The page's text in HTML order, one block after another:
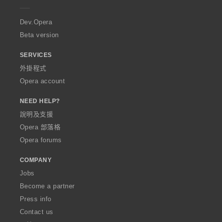
a
Dev.Opera
Beta version
SERVICES
外掛程式
Opera account
NEED HELP?
說明及支援
Opera 部落格
Opera forums
COMPANY
Jobs
Become a partner
Press info
Contact us